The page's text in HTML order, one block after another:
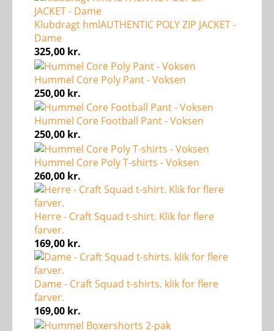
Klubdragt hmlAUTHENTIC POLY ZIP JACKET -
Dame
325,00 kr.
Hummel Core Poly Pant - Voksen
250,00 kr.
Hummel Core Football Pant - Voksen
250,00 kr.
Hummel Core Poly T-shirts - Voksen
260,00 kr.
Herre - Craft Squad t-shirt. Klik for flere
farver.
169,00 kr.
Dame - Craft Squad t-shirts. klik for flere
farver.
169,00 kr.